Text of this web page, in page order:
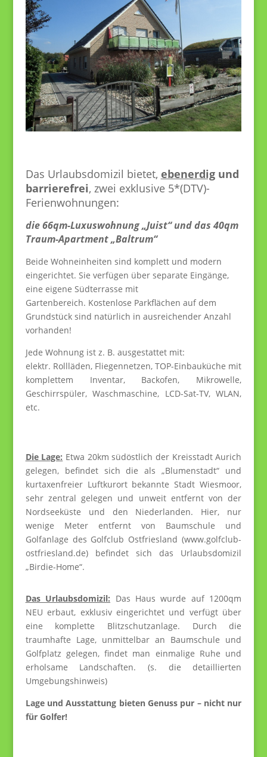
Das Urlaubsdomizil bietet, ebenerdig und
barrierefrei, zwei exklusive 5*(DTV)-
Ferienwohnungen:
die 66qm-Luxuswohnung „Juist“ und das 40qm
Traum-Apartment „Baltrum“
Beide Wohneinheiten sind komplett und modern
eingerichtet. Sie verfügen über separate Eingänge,
eine eigene Südterrasse mit
Gartenbereich. Kostenlose Parkflächen auf dem
Grundstück sind natürlich in ausreichender Anzahl
vorhanden!
Jede Wohnung ist z. B. ausgestattet mit:
elektr. Rollläden, Fliegennetzen, TOP-Einbauküche mit
komplettem Inventar, Backofen, Mikrowelle,
Geschirrspüler, Waschmaschine, LCD-Sat-TV, WLAN,
etc.
Die Lage: Etwa 20km südöstlich der Kreisstadt Aurich
gelegen, befindet sich die als „Blumenstadt“ und
kurtaxenfreier Luftkurort bekannte Stadt Wiesmoor,
sehr zentral gelegen und unweit entfernt von der
Nordseeküste und den Niederlanden. Hier, nur
wenige Meter entfernt von Baumschule und
Golfanlage des Golfclub Ostfriesland (www.golfclub-
ostfriesland.de) befindet sich das Urlaubsdomizil
„Birdie-Home“.
Das Urlaubsdomizil: Das Haus wurde auf 1200qm
NEU erbaut, exklusiv eingerichtet und verfügt über
eine komplette Blitzschutzanlage. Durch die
traumhafte Lage, unmittelbar an Baumschule und
Golfplatz gelegen, findet man einmalige Ruhe und
erholsame Landschaften. (s. die detaillierten
Umgebungshinweis)
Lage und Ausstattung bieten Genuss pur – nicht nur
für Golfer!